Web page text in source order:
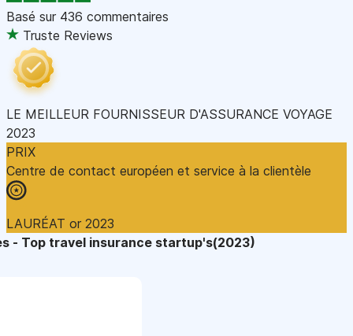
Basé sur 436 commentaires
Truste Reviews
LE MEILLEUR FOURNISSEUR D'ASSURANCE VOYAGE
2023
PRIX
Centre de contact européen et service à la clientèle
LAURÉAT or 2023
- Top travel insurance startup's(2023)